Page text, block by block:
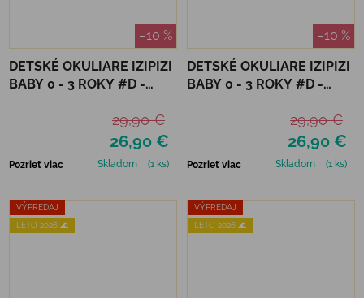
–10 %
DETSKÉ OKULIARE IZIPIZI
BABY 0 - 3 ROKY #D -
26,90 €
29,90 €
Pozrieť viac Skladom (1 ks)
–10 %
DETSKÉ OKULIARE IZIPIZI
BABY 0 - 3 ROKY #D -
26,90 €
29,90 €
Pozrieť viac Skladom (1 ks)
VÝPREDAJ
LETO 2026 🌊
VÝPREDAJ
LETO 2026 🌊